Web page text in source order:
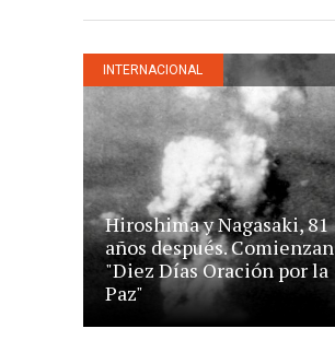
INTERNACIONAL
Hiroshima y Nagasaki, 81
años después. Comienzan
"Diez Días Oración por la
Paz"